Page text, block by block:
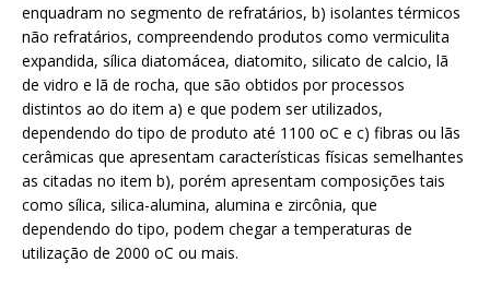
enquadram no segmento de refratários, b) isolantes térmicos
não refratários, compreendendo produtos como vermiculita
expandida, sílica diatomácea, diatomito, silicato de calcio, lã
de vidro e lã de rocha, que são obtidos por processos
distintos ao do item a) e que podem ser utilizados,
dependendo do tipo de produto até 1100 oC e c) fibras ou lãs
cerâmicas que apresentam características físicas semelhantes
as citadas no item b), porém apresentam composições tais
como sílica, silica-alumina, alumina e zircônia, que
dependendo do tipo, podem chegar a temperaturas de
utilização de 2000 oC ou mais.